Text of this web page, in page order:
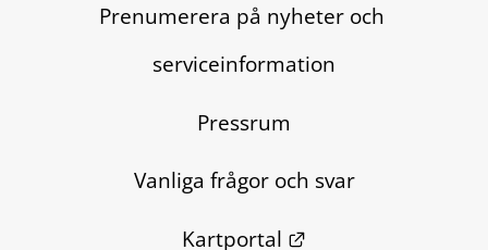
Prenumerera på nyheter och
serviceinformation
Pressrum
Vanliga frågor och svar
Kartportal
Länk till annan